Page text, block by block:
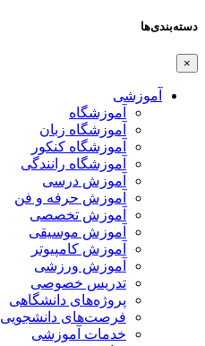
دسته‌بندی‌ها
×
آموزشی
آموزشگاه
آموزشگاه زبان
آموزشگاه کنکور
آموزشگاه رانندگی
آموزش درسی
آموزش حرفه و فن
آموزش تخصصی
آموزش موسیقی
آموزش کامپیوتر
آموزش ورزشی
تدریس خصوصی
پروژه‌های دانشگاهی
فرصت‌های دانشجویی
خدمات آموزشی